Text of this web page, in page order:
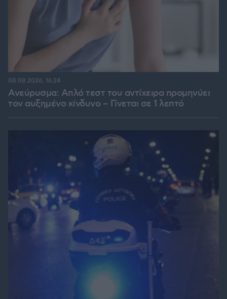
Ανεύρυσμα: Απλό τεστ του αντίχειρα προμηνύει
τον αυξημένο κίνδυνο – Γίνεται σε 1 λεπτό
08.08.2026, 16:24